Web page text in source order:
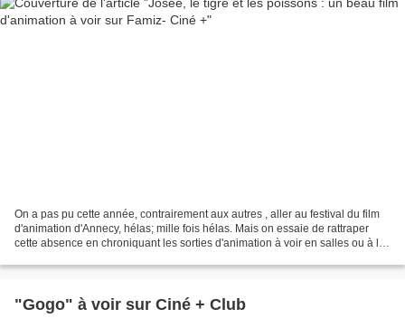
On a pas pu cette année, contrairement aux autres , aller au festival du film
d'animation d'Annecy, hélas; mille fois hélas. Mais on essaie de rattraper
cette absence en chroniquant les sorties d'animation à voir en salles ou à la
"Gogo" à voir sur Ciné + Club